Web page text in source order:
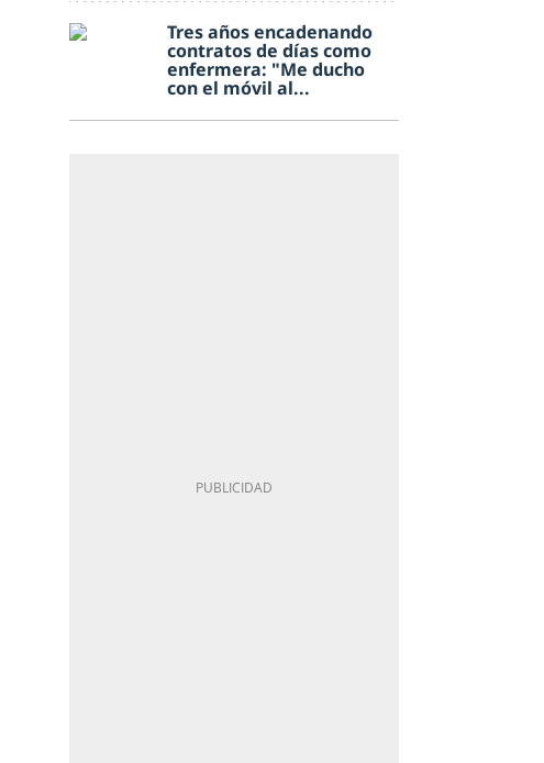
Tres años encadenando
contratos de días como
enfermera: "Me ducho
con el móvil al...